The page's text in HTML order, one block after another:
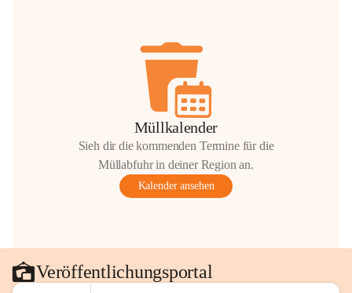
Müllkalender
Sieh dir die kommenden Termine für die
Müllabfuhr in deiner Region an.
Kalender ansehen
Veröffentlichungsportal